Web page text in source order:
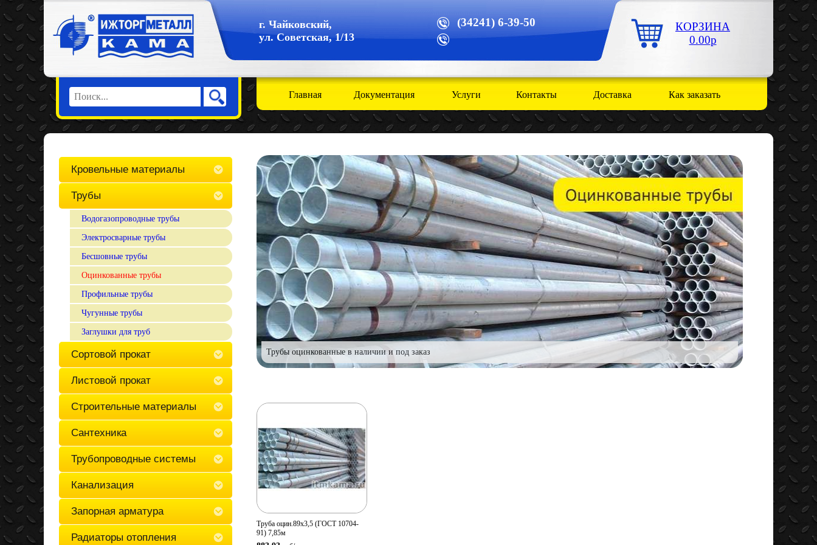
г. Чайковский,
ул. Советская, 1/13
(34241) 6-39-50
КОРЗИНА
0.00р
Главная Документация Услуги Контакты Доставка Как заказать
Кровельные материалы
Трубы
Водогазопроводные трубы
Электросварные трубы
Бесшовные трубы
Оцинкованные трубы
Профильные трубы
Чугунные трубы
Заглушки для труб
Сортовой прокат
Листовой прокат
Строительные материалы
Сантехника
Трубопроводные системы
Канализация
Запорная арматура
Радиаторы отопления
Трубы оцинкованные в наличии и под заказ
Просмотр
товара
Количество:
Труба оцин.89х3,5 (ГОСТ 10704-
91) 7,85м